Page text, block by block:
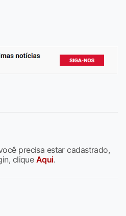
precisa estar cadastrado,
clique Aqui.